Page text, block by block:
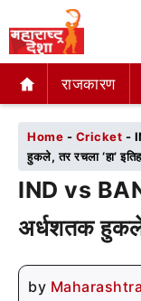
राजकारण
राजकारण
Home - Cricket -
हुकले, तर रचला ‘हा’
IND vs
अर्धशतक हुकले,
by